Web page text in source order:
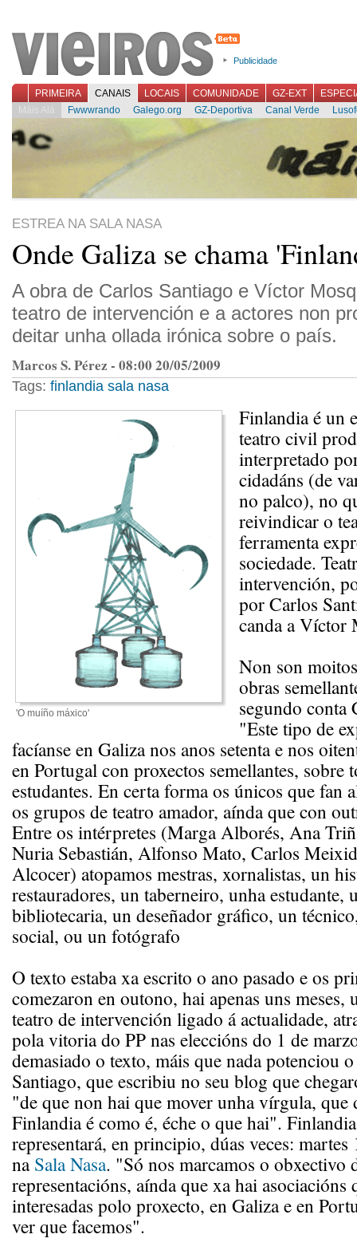
Publicidade
PRIMEIRA CANAIS LOCAIS COMUNIDADE GZ-EXT
Máis Alá
Fwwwrando Galego.org GZ-Deportiva Canal Verde
ESTREA NA SALA NASA
Onde Galiza se chama
A obra de Carlos Santiago e Víctor
teatro de intervención e a actores non
deitar unha ollada irónica sobre o país.
Marcos S. Pérez - 08:00 20/05/2009
Tags: finlandia sala nasa
'O muíño máxico'
Finlandia é un
teatro civil
interpretado
cidadáns (de
no palco), no
reivindicar o
ferramenta
sociedade.
intervención,
por Carlos
canda a Víctor
Non son
obras
segundo conta
"Este tipo de
facíanse en Galiza nos anos setenta e nos
en Portugal con proxectos semellantes, sobre
estudantes. En certa forma os únicos que fan
os grupos de teatro amador, aínda que con
Entre os intérpretes (Marga Alborés, Ana
Nuria Sebastián, Alfonso Mato, Carlos
Alcocer) atopamos mestras, xornalistas, un
restauradores, un taberneiro, unha estudante,
bibliotecaria, un deseñador gráfico, un
social, ou un fotógrafo
O texto estaba xa escrito o ano pasado e os
comezaron en outono, hai apenas uns meses,
teatro de intervención ligado á actualidade,
pola vitoria do PP nas eleccións do 1 de
demasiado o texto, máis que nada potenciou
Santiago, que escribiu no seu blog que
"de que non hai que mover unha vírgula,
Finlandia é como é, éche o que hai".
representará, en principio, dúas veces: martes
naSala Nasa. "Só nos marcamos o obxectivo
representacións, aínda que xa hai asociacións
interesadas polo proxecto, en Galiza e en
ver que facemos".